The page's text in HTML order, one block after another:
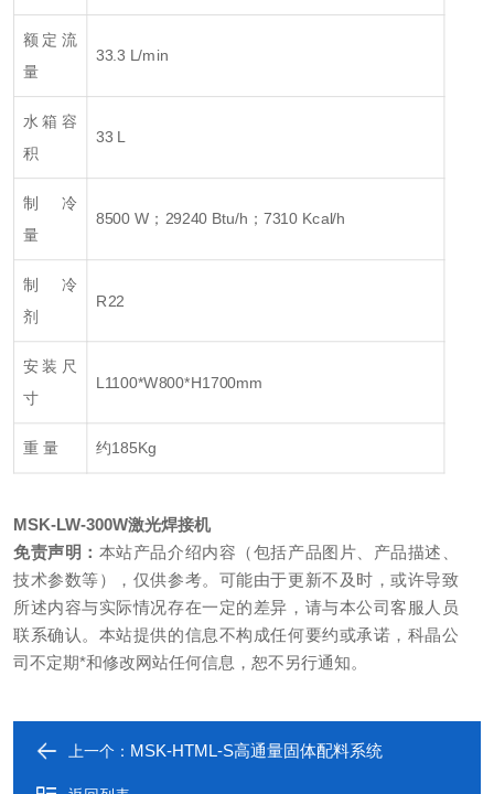
额定流
量
33.3 L/min
水箱容
积
33 L
制 冷
量
8500 W；29240 Btu/h；7310 Kcal/h
制 冷
剂
R22
安装尺
寸
L1100*W800*H1700mm
重 量 约185Kg
MSK-LW-300W激光焊接机
免责声明： 本站产品介绍内容（包括产品图片、产品描述、
技术参数等），仅供参考。可能由于更新不及时，或许导致
所述内容与实际情况存在一定的差异，请与本公司客服人员
联系确认。本站提供的信息不构成任何要约或承诺，科晶公
司不定期*和修改网站任何信息，恕不另行通知。
上一个： MSK-HTML-S高通量固体配料系统